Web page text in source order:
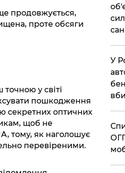
продовжується,
проте обсяги
у світі
пошкодження
секретних оптичних
щоб не
тому, як наголошує
перевіреними.
У